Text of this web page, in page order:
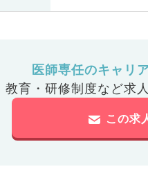
医師専任のキャリ
教育・研修制度など求
この求